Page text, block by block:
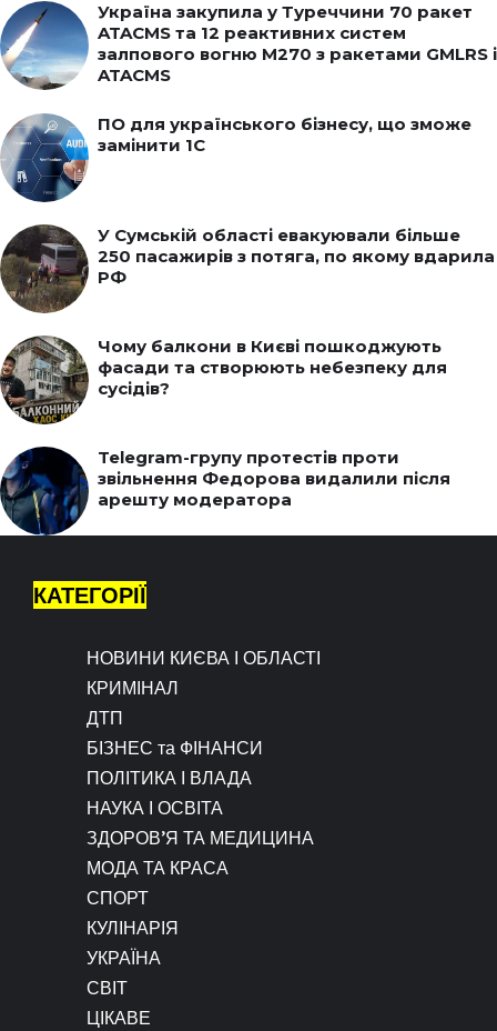
Україна закупила у Туреччини 70 ракет
ATACMS та 12 реактивних систем
залпового вогню M270 з ракетами GMLRS і
ATACMS
ПО для українського бізнесу, що зможе
замінити 1С
У Сумській області евакуювали більше
250 пасажирів з потяга, по якому вдарила
РФ
Чому балкони в Києві пошкоджують
фасади та створюють небезпеку для
сусідів?
Telegram-групу протестів проти
звільнення Федорова видалили після
арешту модератора
КАТЕГОРІЇ
НОВИНИ КИЄВА І ОБЛАСТІ
КРИМІНАЛ
ДТП
БІЗНЕС та ФІНАНСИ
ПОЛІТИКА І ВЛАДА
НАУКА І ОСВІТА
ЗДОРОВ’Я ТА МЕДИЦИНА
МОДА ТА КРАСА
СПОРТ
КУЛІНАРІЯ
УКРАЇНА
СВІТ
ЦІКАВЕ